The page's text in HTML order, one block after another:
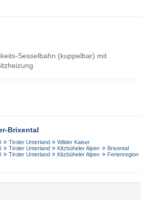
Sesselbahn (kuppelbar) mit
Brixental
Tiroler Unterland
Wilder Kaiser
Tiroler Unterland Kitzbüheler Alpen
Brixental
Tiroler Unterland Kitzbüheler Alpen
Ferienregion